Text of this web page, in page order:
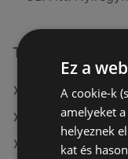
További linkek
A(z) CBA
A(z) Príma
A(z) G'Roby
Ez a
A cookie-k
amelyeket
helyeznek
kat és